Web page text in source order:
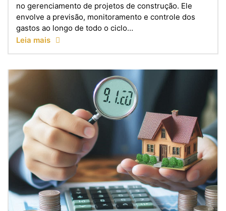
no gerenciamento de projetos de construção. Ele
envolve a previsão, monitoramento e controle dos
gastos ao longo de todo o ciclo…
Leia mais